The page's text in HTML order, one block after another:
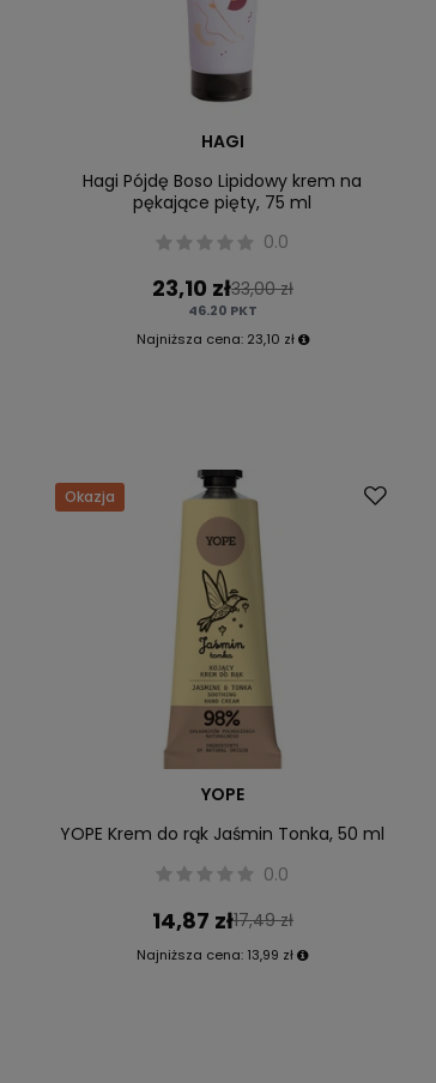
HAGI
Hagi Pójdę Boso Lipidowy krem na
pękające pięty, 75 ml
0.0
23,10 zł33,00 zł
46.20 PKT
Najniższa cena: 23,10 zł
Okazja
YOPE
YOPE Krem do rąk Jaśmin Tonka, 50 ml
0.0
14,87 zł17,49 zł
Najniższa cena: 13,99 zł